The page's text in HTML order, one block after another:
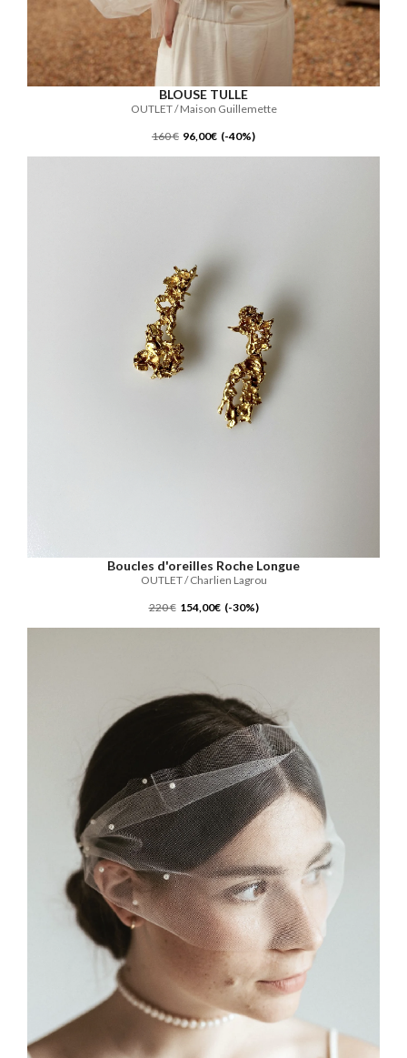
BLOUSE TULLE
OUTLET / Maison Guillemette
160 € 96,00€ (-40%)
Boucles d'oreilles Roche Longue
OUTLET / Charlien Lagrou
220 € 154,00€ (-30%)